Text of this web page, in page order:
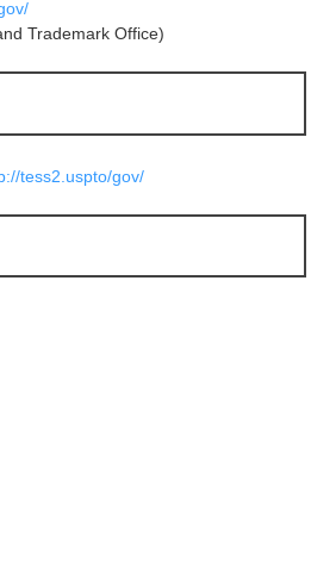
Trademark Office)
tess2.uspto/gov/